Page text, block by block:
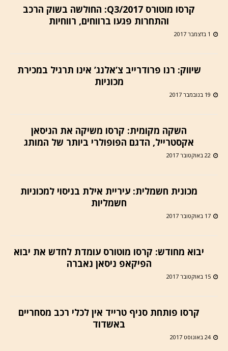
קרסו מוטורס Q3/2017: החולשה בשוק הרכב
והתחרות פגעו ברווחים, רווחיות
1 בדצמבר 2017
שיווק: רנו פרודרייב צ’אלנג’ אינו תרגיל במכירת
מכוניות
19 בנובמבר 2017
השקה מקומית: קרסו משיקה את הניסאן
אקסטרייל, הדגם הפופולרי ביותר של המותג
22 באוקטובר 2017
מכונית חשמלית: עיריית אילת בניסוי למכוניות
חשמליות
17 באוקטובר 2017
יבוא מחודש: קרסו מוטורס עומדת לחדש את יבוא
הפיקאפ ניסאן נאברה
15 באוקטובר 2017
קרסו פותחת סניף טרייד אין לכלי רכב מסחריים
באשדוד
24 באוגוסט 2017